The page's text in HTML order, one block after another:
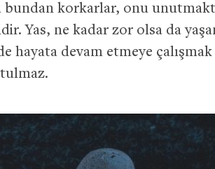
bundan korkarlar, onu
Yas, ne kadar zor olsa da
hayata devam etmeye